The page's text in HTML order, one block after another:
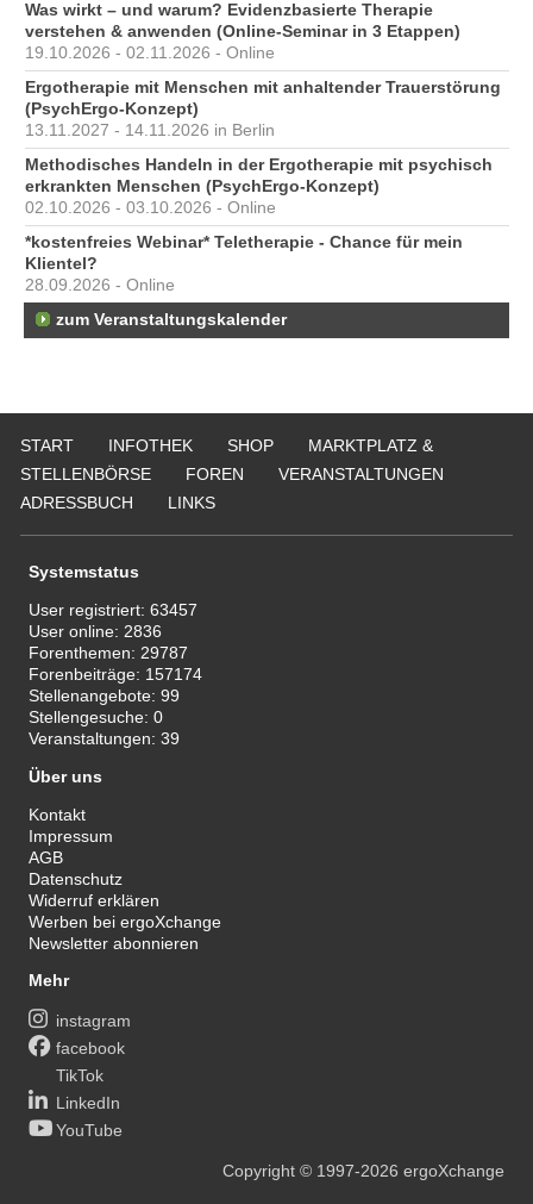
Was wirkt – und warum? Evidenzbasierte Therapie
verstehen & anwenden (Online-Seminar in 3 Etappen)
19.10.2026 - 02.11.2026 - Online
Ergotherapie mit Menschen mit anhaltender Trauerstörung
(PsychErgo-Konzept)
13.11.2027 - 14.11.2026 in Berlin
Methodisches Handeln in der Ergotherapie mit psychisch
erkrankten Menschen (PsychErgo-Konzept)
02.10.2026 - 03.10.2026 - Online
*kostenfreies Webinar* Teletherapie - Chance für mein
Klientel?
28.09.2026 - Online
zum Veranstaltungskalender
START INFOTHEK SHOP
MARKTPLATZ &
STELLENBÖRSE
FOREN
VERANSTALTUNGEN
ADRESSBUCH
LINKS
Systemstatus
User registriert:63457
User online: 2836
Forenthemen: 29787
Forenbeiträge: 157174
Stellenangebote:99
Stellengesuche:0
Veranstaltungen:39
Über uns
Kontakt
Impressum
AGB
Datenschutz
Widerruf erklären
Werben bei ergoXchange
Newsletter abonnieren
Mehr
instagram
facebook
TikTok
LinkedIn
YouTube
Copyright© 1997-2026 ergoXchange